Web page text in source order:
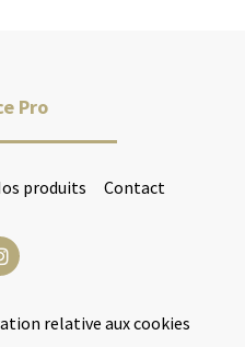
Pro
produits Contact
relative aux cookies